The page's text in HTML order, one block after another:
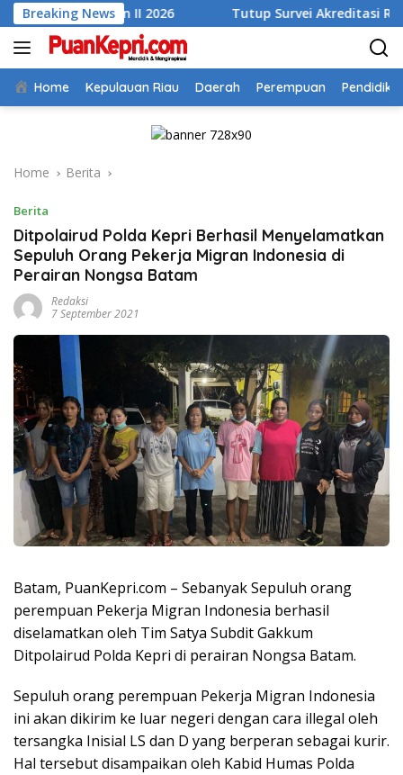
Skip
to
content
Breaking News
II 2026 Tutup Survei Akreditasi RSUD Tarempa,
Home Kepulauan Riau Daerah Perempuan
Home Berita
Berita
Ditpolairud Polda Kepri Berhasil Menyelamatkan
Sepuluh Orang Pekerja Migran Indonesia di
Perairan Nongsa Batam
Redaksi
7 September 2021
Batam, PuanKepri.com – Sebanyak Sepuluh orang
perempuan Pekerja Migran Indonesia berhasil
diselamatkan oleh Tim Satya Subdit Gakkum
Ditpolairud Polda Kepri di perairan Nongsa Batam.
Sepuluh orang perempuan Pekerja Migran Indonesia
ini akan dikirim ke luar negeri dengan cara illegal oleh
tersangka Inisial LS dan D yang berperan sebagai kurir.
Hal tersebut disampaikan oleh Kabid Humas Polda